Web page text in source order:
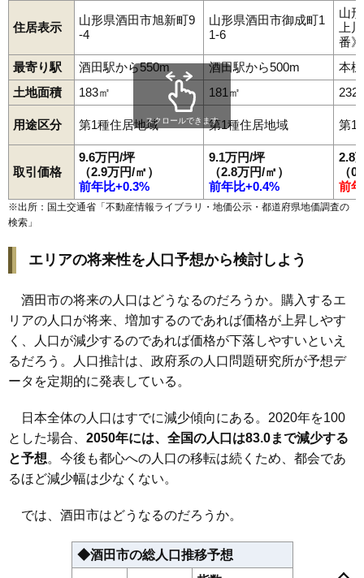
宮野浦 5.5万円 728万円 1.4%
両羽町 1.7%
57 浜松町 4.4万円 1,169万円 -1.9%
58 高砂 4.3万円 -2.2%
4.3万円
大町 519万円 0.1%
砂越緑町 368万円 -6.0%
63 市条 3.9万円 439万円 -2.0%
64
65 飛鳥 3.3万円 399万円
67 広野 3.2万円 282万円 -7.3%
68 本楯 3.2万円 298万円 1.6%
69 京田 3.1万円 1,898万円 4.3%
穂積 -3.3%
72 上野曽根 2.9万円 101万円 -7.9%
73 砂越 2.8万円 325万円 -12.4%
74 坂野辺新田 2.8万円 265万円 -7.6%
75 北仁田
76 漆曽根 2.5万円
竹田 2.2万円
住居表示
山形県酒田市旭新町9
-4
山形県酒田市御成町1
1-6
山
上
番》
最寄り駅
酒田駅から550m 酒田駅から500m
本
土地面積
183㎡ 181㎡ 232
用途区分 第1種住居地域 第1種住居地域 第1
取引価格
9.6万円/坪
（2.9万円/㎡）
前年比+0.3%
9.1万円/坪
（2.8万円/㎡）
前年比+0.4%
2.8
（
前
スクロールできます
※出所：国土交通省「 不動産情報ライブラリ・地価公示・都道府県地価調査の
検索 」
エリアの将来性を人口予想から検討しよう
酒田市の将来の人口はどうなるのだろうか。購入するエ
リアの人口が将来、増加するのであれば価格が上昇しやす
く、人口が減少するのであれば価格が下落しやすいといえ
るだろう。人口推計は、政府系の人口問題研究所が予想デ
ータを定期的に発表している。
日本全体の人口はすでに減少傾向にある。2020年を100
とした場合、 2050年には、全国の人口は83.0まで減少する
と予想。今後も都心への人口の移転は続くため、都会であ
るほど減少幅は少なくない。
では、酒田市はどうなるのだろうか。
◆酒田市の総人口推移予想
あきほ町曙町旭新町飛鳥東町飯森山泉町市条入船町
駅東大町大宮町上野曽根上本町上安町
北新橋北新町北千日町京田黒森こあら小泉広栄町